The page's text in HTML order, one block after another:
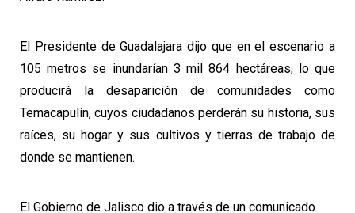
El Presidente de Guadalajara dijo que en el escenario a
105 metros se inundarían 3 mil 864 hectáreas, lo que
producirá la desaparición de comunidades como
Temacapulín, cuyos ciudadanos perderán su historia, sus
raíces, su hogar y sus cultivos y tierras de trabajo de
donde se mantienen.
El Gobierno de Jalisco dio a través de un comunicado